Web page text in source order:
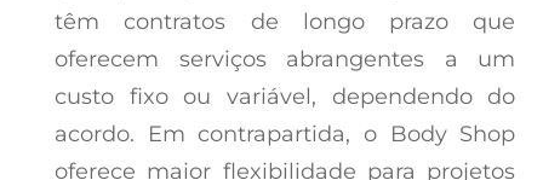
têm contratos de longo prazo que
oferecem serviços abrangentes a um
custo fixo ou variável, dependendo do
acordo. Em contrapartida, o Body Shop
oferece maior flexibilidade para projetos